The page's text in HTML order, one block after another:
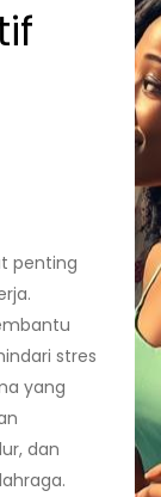
penting
stres
yang
dan